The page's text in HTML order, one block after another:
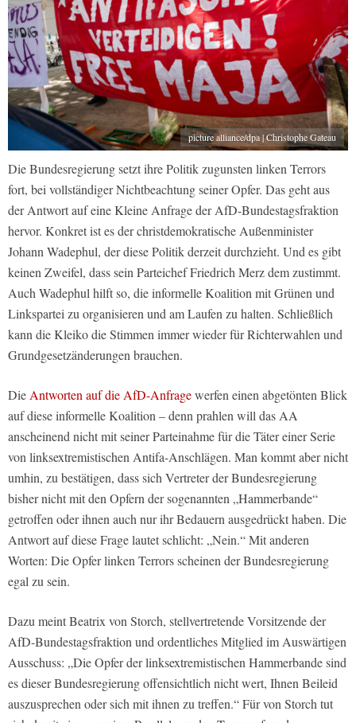
picture alliance/dpa | Christophe Gateau
Die Bundesregierung setzt ihre Politik zugunsten linken Terrors
fort, bei vollständiger Nichtbeachtung seiner Opfer. Das geht aus
der Antwort auf eine Kleine Anfrage der AfD-Bundestagsfraktion
hervor. Konkret ist es der christdemokratische Außenminister
Johann Wadephul, der diese Politik derzeit durchzieht. Und es gibt
keinen Zweifel, dass sein Parteichef Friedrich Merz dem zustimmt.
Auch Wadephul hilft so, die informelle Koalition mit Grünen und
Linkspartei zu organisieren und am Laufen zu halten. Schließlich
kann die Kleiko die Stimmen immer wieder für Richterwahlen und
Grundgesetzänderungen brauchen.
DieAntworten auf die AfD-Anfragewerfen einen abgetönten Blick
auf diese informelle Koalition – denn prahlen will das AA
anscheinend nicht mit seiner Parteinahme für die Täter einer Serie
von linksextremistischen Antifa-Anschlägen. Man kommt aber nicht
umhin, zu bestätigen, dass sich Vertreter der Bundesregierung
bisher nicht mit den Opfern der sogenannten „Hammerbande“
getroffen oder ihnen auch nur ihr Bedauern ausgedrückt haben. Die
Antwort auf diese Frage lautet schlicht: „Nein.“ Mit anderen
Worten: Die Opfer linken Terrors scheinen der Bundesregierung
egal zu sein.
Dazu meint Beatrix von Storch, stellvertretende Vorsitzende der
AfD-Bundestagsfraktion und ordentliches Mitglied im Auswärtigen
Ausschuss: „Die Opfer der linksextremistischen Hammerbande sind
es dieser Bundesregierung offensichtlich nicht wert, Ihnen Beileid
auszusprechen oder sich mit ihnen zu treffen.“ Für von Storch tut